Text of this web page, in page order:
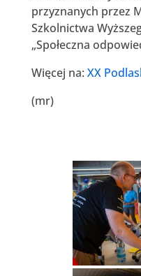
przyznanych przez
Szkolnictwa
„Społeczna
Więcej na: XX
(mr)